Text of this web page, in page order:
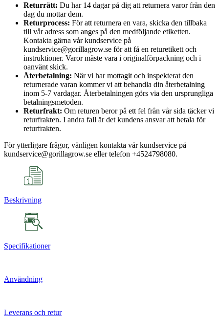
Returrätt: Du har 14 dagar på dig att returnera varor från den
dag du mottar dem.
Returprocess: För att returnera en vara, skicka den tillbaka
till vår adress som anges på den medföljande etiketten.
Kontakta gärna vår kundservice på
kundservice@gorillagrow.se för att få en returetikett och
instruktioner. Varor måste vara i originalförpackning och i
oanvänt skick.
Återbetalning: När vi har mottagit och inspekterat den
returnerade varan kommer vi att behandla din återbetalning
inom 5-7 vardagar. Återbetalningen görs via den ursprungliga
betalningsmetoden.
Returfrakt: Om returen beror på ett fel från vår sida täcker vi
returfrakten. I andra fall är det kundens ansvar att betala för
returfrakten.
För ytterligare frågor, vänligen kontakta vår kundservice på
kundservice@gorillagrow.se eller telefon +4524798080.
Beskrivning
Specifikationer
Användning
Leverans och retur